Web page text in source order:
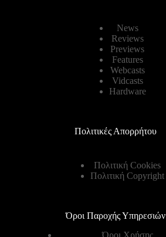
News
Reviews
Previews
Features
Webcasts
Vidcasts
Hardware
Πολιτικές Απορρήτου
Πολιτική Cookies
Πολιτική Copyright
Όροι Παροχής Υπηρεσιών
Όροι Χρήσης